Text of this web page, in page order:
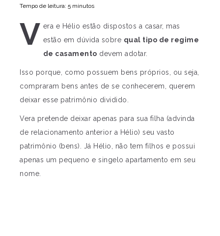
Tempo de leitura: 5 minutos
V era e Hélio estão dispostos a casar, mas
estão em dúvida sobre qual tipo de regime
de casamento devem adotar.
Isso porque, como possuem bens próprios, ou seja,
compraram bens antes de se conhecerem, querem
deixar esse patrimônio dividido.
Vera pretende deixar apenas para sua filha (advinda
de relacionamento anterior a Hélio) seu vasto
patrimônio (bens). Já Hélio, não tem filhos e possui
apenas um pequeno e singelo apartamento em seu
nome.